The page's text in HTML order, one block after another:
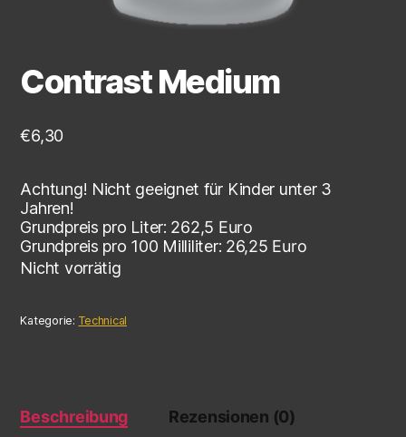
Contrast Medium
€6,30
Achtung! Nicht geeignet für Kinder unter 3
Jahren!
Grundpreis pro Liter: 262,5 Euro
Grundpreis pro 100 Milliliter: 26,25 Euro
Nicht vorrätig
Kategorie: Technical
Beschreibung Rezensionen (0)